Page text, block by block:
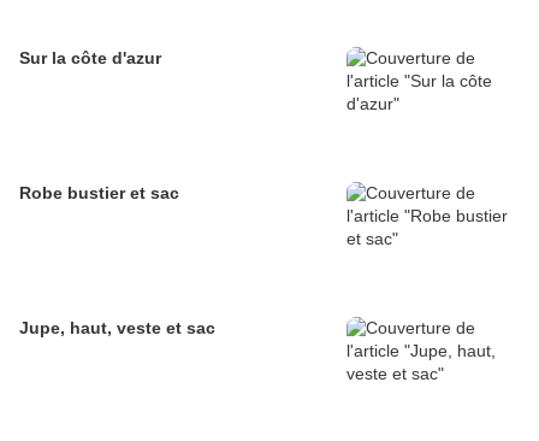
Sur la côte d'azur
Robe bustier et sac
Jupe, haut, veste et sac